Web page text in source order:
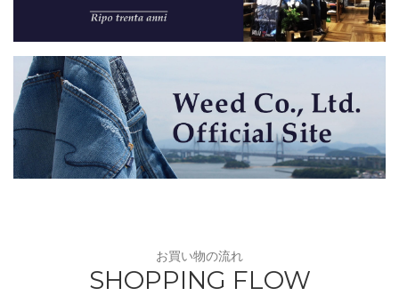
お買い物の流れ
SHOPPING FLOW